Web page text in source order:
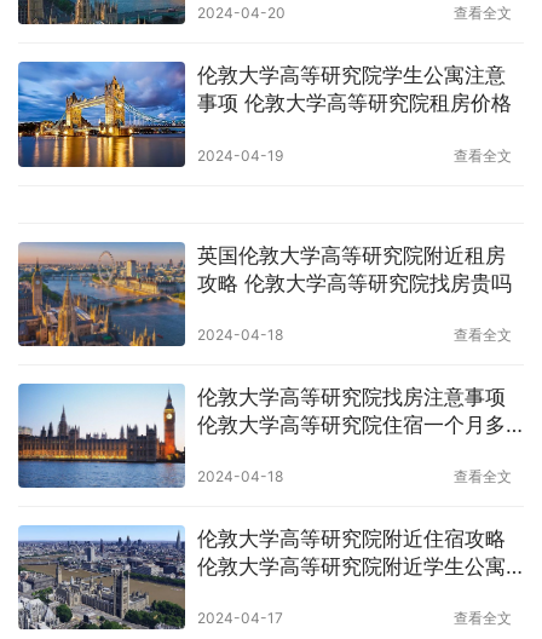
2024-04-20 查看全文
伦敦大学高等研究院学生公寓注意
事项 伦敦大学高等研究院租房价格
2024-04-19 查看全文
英国伦敦大学高等研究院附近租房
攻略 伦敦大学高等研究院找房贵吗
2024-04-18 查看全文
伦敦大学高等研究院找房注意事项
伦敦大学高等研究院住宿一个月多
2024-04-18 查看全文
伦敦大学高等研究院附近住宿攻略
伦敦大学高等研究院附近学生公寓
2024-04-17 查看全文